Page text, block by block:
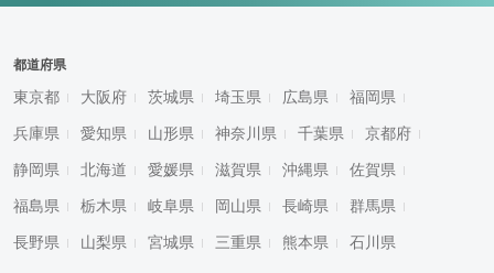
都道府県
東京都 大阪府 茨城県 埼玉県 広島県 福岡県
兵庫県 愛知県 山形県 神奈川県 千葉県 京都府
静岡県 北海道 愛媛県 滋賀県 沖縄県 佐賀県
福島県 栃木県 岐阜県 岡山県 長崎県 群馬県
長野県 山梨県 宮城県 三重県 熊本県 石川県